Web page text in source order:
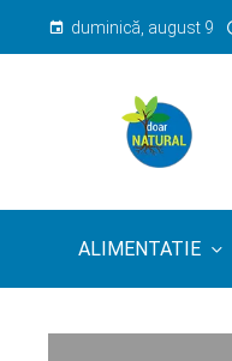
duminică, august 9
ALIMENTATIE